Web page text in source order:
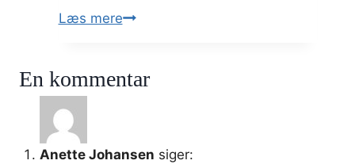
og det der med at komme en syrlig og frisk
Læs mereGulerodskage
En kommentar
Anette Johansen siger: